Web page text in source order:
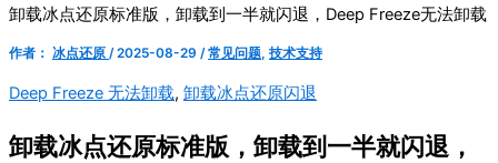
卸载冰点还原标准版，卸载到一半就闪退，Deep Freeze无法卸载
作者： 冰点还原 /2025-08-29 /常见问题, 技术支持
Deep Freeze 无法卸载, 卸载冰点还原闪退
卸载冰点还原标准版，卸载到一半就闪退，